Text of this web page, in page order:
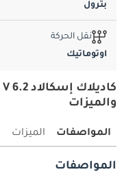
بترول
نقل الحركة
اوتوماتيك
والميزات
المواصفات الميزات
المواصفات